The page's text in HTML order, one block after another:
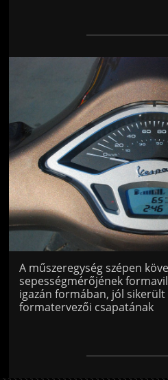
Jön még
A műszeregység szépen
sepességmérőjének
igazán formában, jól
formatervezői csapatának